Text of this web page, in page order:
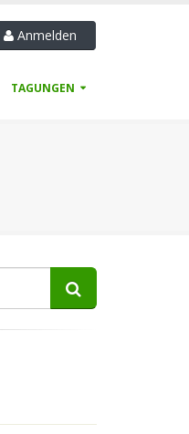
Anmelden
TAGUNGEN